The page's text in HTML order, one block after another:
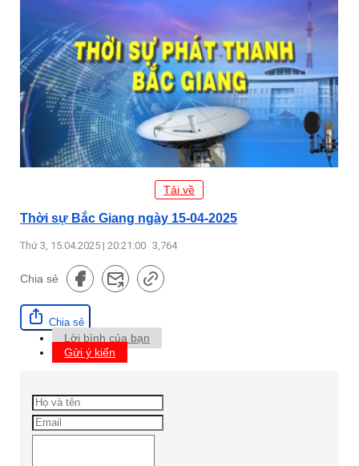
Tải về
Thời sự Bắc Giang ngày 15-04-2025
Thứ 3, 15.04.2025 | 20:21:00 3,764
Chia sẻ
Chia sẻ
Lời bình của bạn
Gửi ý kiến